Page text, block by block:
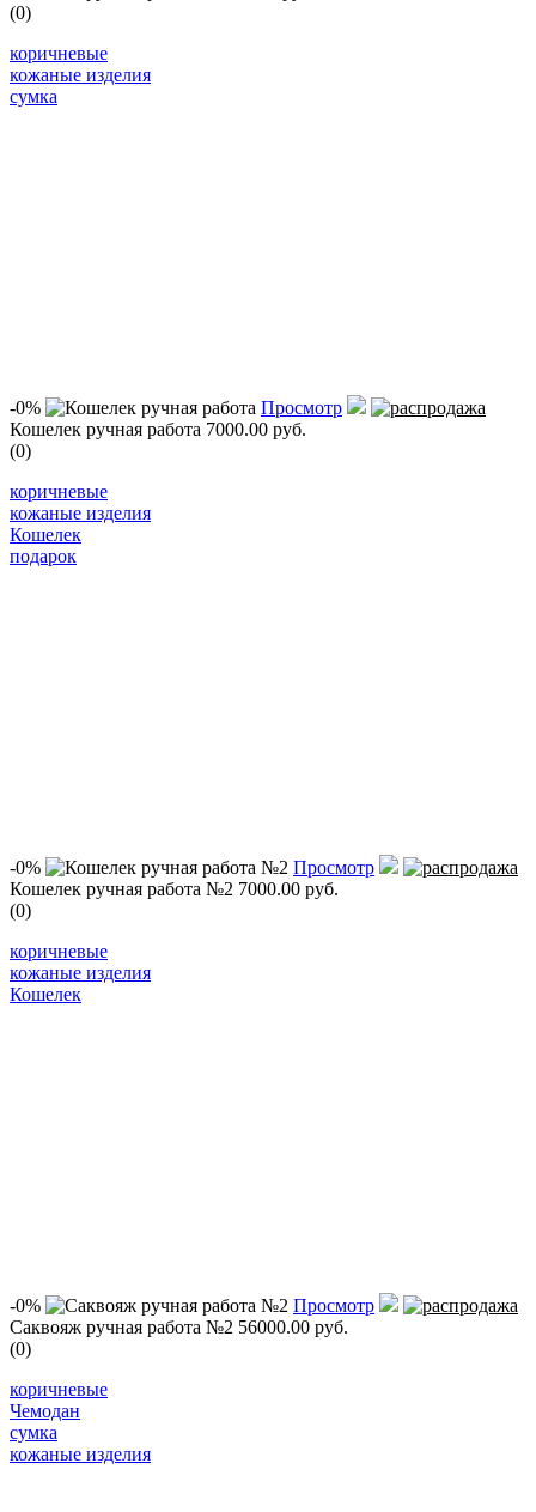
(0)
коричневые
кожаные изделия
сумка
-0%
Просмотр
Кошелек ручная работа 7000.00 руб.
(0)
коричневые
кожаные изделия
Кошелек
подарок
-0%
Просмотр
Кошелек ручная работа №2 7000.00 руб.
(0)
коричневые
кожаные изделия
Кошелек
-0%
Просмотр
Саквояж ручная работа №2 56000.00 руб.
(0)
коричневые
Чемодан
сумка
кожаные изделия